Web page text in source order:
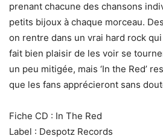
prenant chacune des chansons
petits bijoux à chaque morceau.
on rentre dans un vrai hard rock
fait bien plaisir de les voir se
un peu mitigée, mais ‘In the Red’
que les fans apprécieront sans
Fiche CD : In The Red
Label : Despotz Records